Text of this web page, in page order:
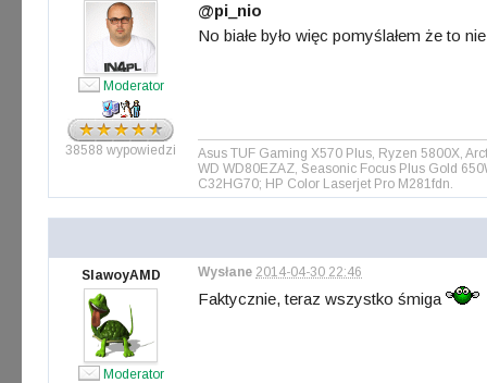
Moderator
38588 wypowiedzi
@pi_nio
No białe było więc pomyślałem że to
Asus TUF Gaming X570 Plus, Ryzen 5800X,
WD WD80EZAZ, Seasonic Focus Plus Gold
C32HG70; HP Color Laserjet Pro M281fdn.
SlawoyAMD
Moderator
Wysłane 2014-04-30 22:46
Faktycznie, teraz wszystko śmiga